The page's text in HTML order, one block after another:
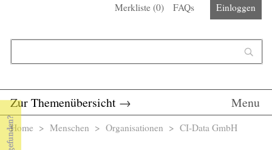
Merkliste (0) FAQs Einloggen
Zur Themenübersicht → Menu
Sie sind hier
Home > Menschen > Organisationen > CI-Data GmbH